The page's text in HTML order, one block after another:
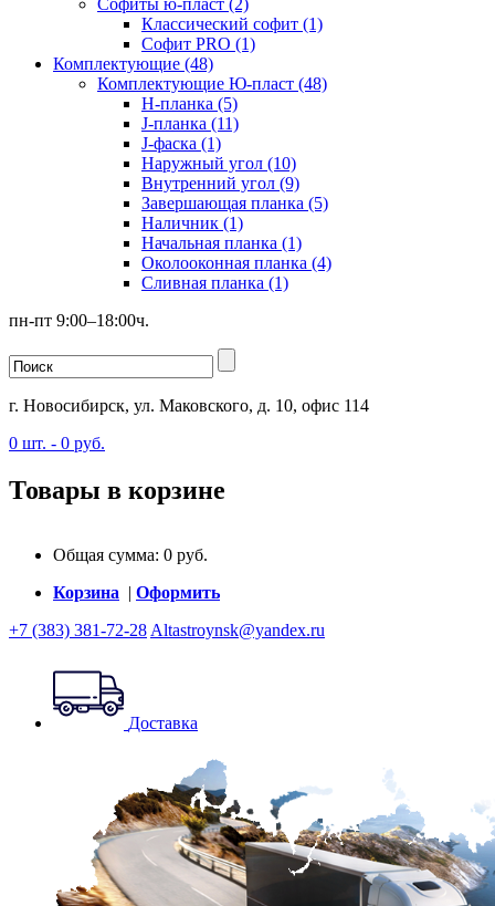
Софиты ю-пласт (2)
Классический софит (1)
Софит PRO (1)
Комплектующие (48)
Комплектующие Ю-пласт (48)
H-планка (5)
J-планка (11)
J-фаска (1)
Наружный угол (10)
Внутренний угол (9)
Завершающая планка (5)
Наличник (1)
Начальная планка (1)
Околооконная планка (4)
Сливная планка (1)
пн-пт 9:00–18:00ч.
г. Новосибирск, ул. Маковского, д. 10, офис 114
0 шт. - 0 руб.
Товары в корзине
Общая сумма: 0 руб.
Корзина | Оформить
+7 (383) 381-72-28 Altastroynsk@yandex.ru
Доставка